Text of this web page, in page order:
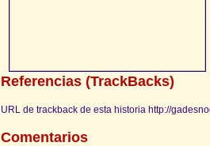
Referencias (TrackBacks)
URL de trackback de esta historia http://
Comentarios